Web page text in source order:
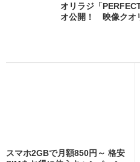
オリラジ「
オ公開！ 映像クオ
スマホ2GBで月額850円～ 格安